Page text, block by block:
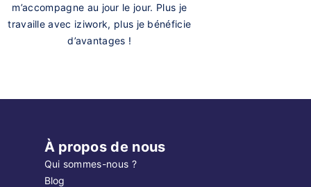
m’accompagne au jour le jour. Plus je
travaille avec iziwork, plus je bénéficie
d’avantages !
À propos de nous
Qui sommes-nous ?
Blog